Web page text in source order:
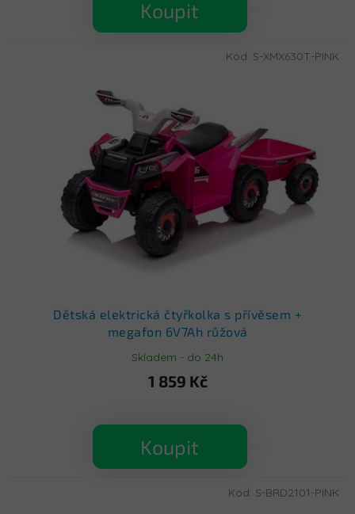
Koupit
Dětská elektrická čtyřkolka s přívěsem +
megafon 6V7Ah růžová
Skladem - do 24h
1 859 Kč
Koupit
Kód: S-XMX630T-PINK
Kód: S-BRD2101-PINK